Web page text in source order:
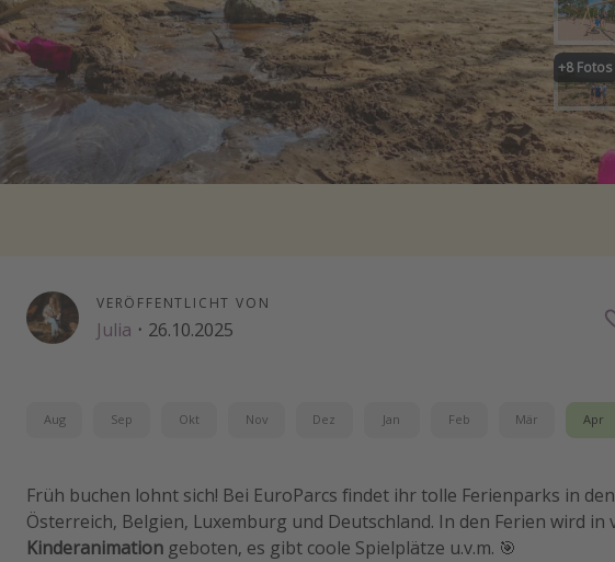
+8 Fotos
VERÖFFENTLICHT VON
Julia · 26.10.2025
Aug Sep Okt Nov Dez Jan Feb Mär Apr
Früh buchen lohnt sich! Bei EuroParcs findet ihr tolle Ferienparks in
Österreich, Belgien, Luxemburg und Deutschland. In den Ferien wird in
Kinderanimation geboten, es gibt coole Spielplätze u.v.m. 🎯